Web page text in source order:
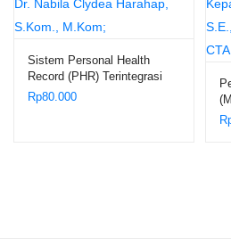
Sistem Personal Health
Record (PHR) Terintegrasi
dan Berbasis Mobile di
Rp80.000